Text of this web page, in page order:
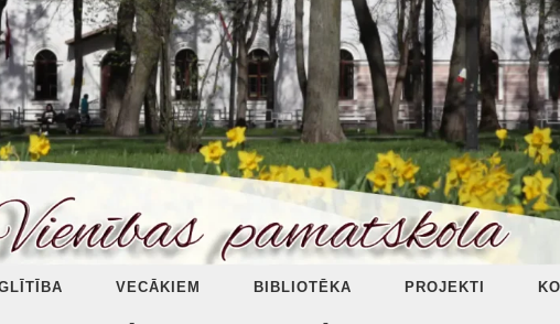
VECĀKIEM BIBLIOTĒKA PROJEKTI